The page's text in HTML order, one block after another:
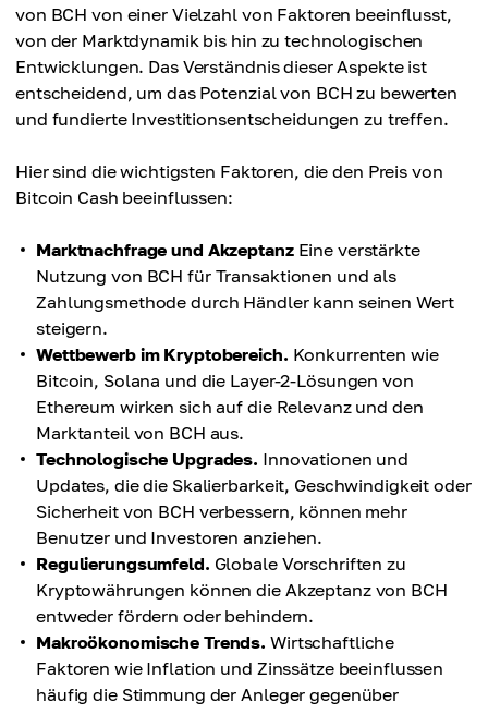
von BCH von einer Vielzahl von Faktoren beeinflusst,
von der Marktdynamik bis hin zu technologischen
Entwicklungen. Das Verständnis dieser Aspekte ist
entscheidend, um das Potenzial von BCH zu bewerten
und fundierte Investitionsentscheidungen zu treffen.
Hier sind die wichtigsten Faktoren, die den Preis von
Bitcoin Cash beeinflussen:
Marktnachfrage und AkzeptanzEine verstärkte
Nutzung von BCH für Transaktionen und als
Zahlungsmethode durch Händler kann seinen Wert
steigern.
Wettbewerb im Kryptobereich. Konkurrenten wie
Bitcoin, Solana und die Layer-2-Lösungen von
Ethereum wirken sich auf die Relevanz und den
Marktanteil von BCH aus.
Technologische Upgrades. Innovationen und
Updates, die die Skalierbarkeit, Geschwindigkeit oder
Sicherheit von BCH verbessern, können mehr
Benutzer und Investoren anziehen.
Regulierungsumfeld. Globale Vorschriften zu
Kryptowährungen können die Akzeptanz von BCH
entweder fördern oder behindern.
Makroökonomische Trends. Wirtschaftliche
Faktoren wie Inflation und Zinssätze beeinflussen
häufig die Stimmung der Anleger gegenüber